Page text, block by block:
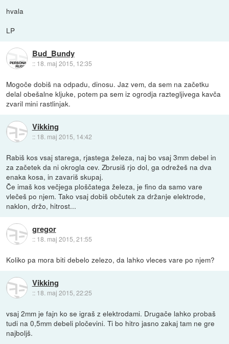
hvala
LP
Bud_Bundy
:: 18. maj 2015, 12:35
Mogoče dobiš na odpadu, dinosu. Jaz vem, da sem na začetku
delal obešalne kljuke, potem pa sem iz ogrodja raztegljivega kavča
zvaril mini rastlinjak.
Vikking
:: 18. maj 2015, 14:42
Rabiš kos vsaj starega, rjastega železa, naj bo vsaj 3mm debel in
za začetek da ni okrogla cev. Zbrusiš rjo dol, ga odrežeš na dva
enaka kosa, in zavariš skupaj.
Če imaš kos večjega ploščatega železa, je fino da samo vare
vlečeš po njem. Tako vsaj dobiš občutek za držanje elektrode,
naklon, držo, hitrost...
gregor
:: 18. maj 2015, 21:55
Koliko pa mora biti debelo zelezo, da lahko vleces vare po njem?
Vikking
:: 18. maj 2015, 22:25
vsaj 2mm je fajn ko se igraš z elektrodami. Drugače lahko probaš
tudi na 0,5mm debeli pločevini. Ti bo hitro jasno zakaj tam ne gre
najboljš.